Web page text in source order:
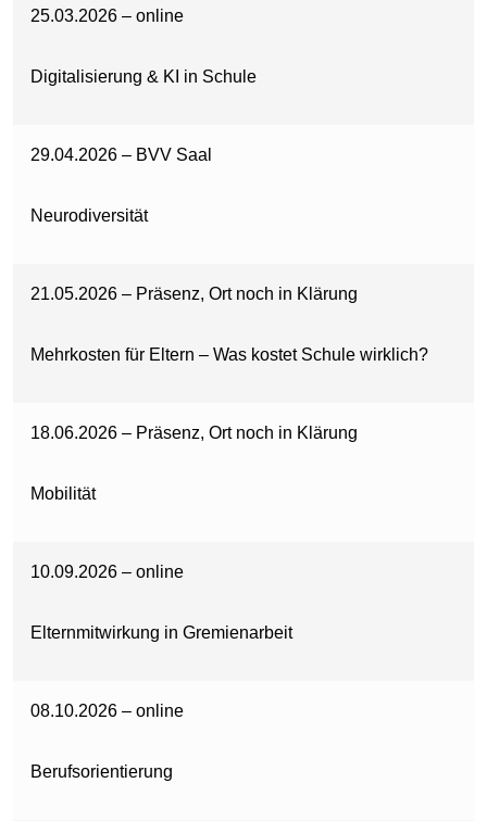
25.03.2026 – online
Digitalisierung & KI in Schule
29.04.2026 – BVV Saal
Neurodiversität
21.05.2026 – Präsenz, Ort noch in Klärung
Mehrkosten für Eltern – Was kostet Schule wirklich?
18.06.2026 – Präsenz, Ort noch in Klärung
Mobilität
10.09.2026 – online
Elternmitwirkung in Gremienarbeit
08.10.2026 – online
Berufsorientierung